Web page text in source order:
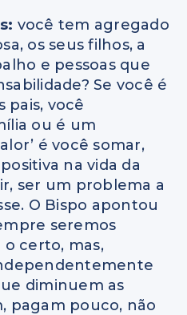
você tem agregado
os seus filhos, a
e pessoas que
Se você é
pais, você
ou é um
é você somar,
na vida da
ser um problema a
O Bispo apontou
seremos
certo, mas,
diminuem as
pagam pouco, não